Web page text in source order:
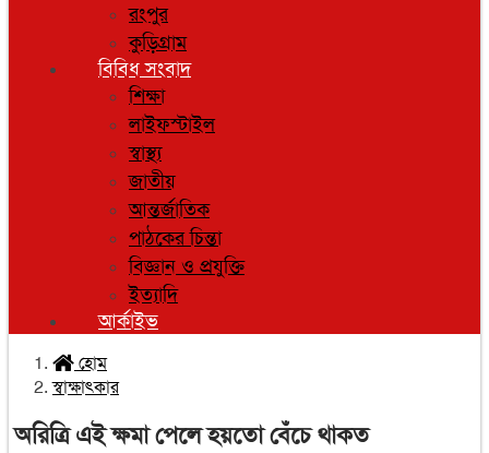
রংপুর
কুড়িগ্রাম
বিবিধ সংবাদ
শিক্ষা
লাইফস্টাইল
স্বাস্থ্য
জাতীয়
আন্তর্জাতিক
পাঠকের চিন্তা
বিজ্ঞান ও প্রযুক্তি
ইত্যাদি
আর্কাইভ
হোম
স্বাক্ষাৎকার
অরিত্রি এই ক্ষমা পেলে হয়তো বেঁচে থাকত